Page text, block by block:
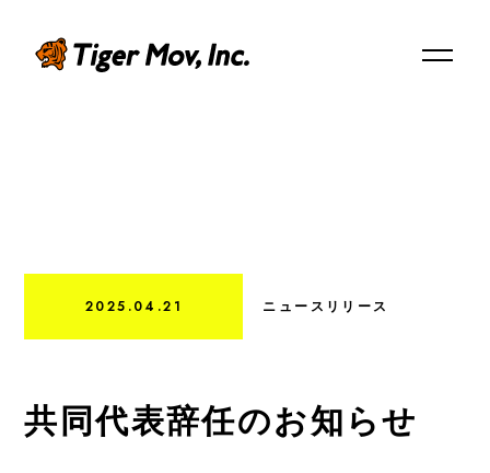
タイガーモブについて
Mission/Vision/Overview
Member
2025.04.21 ニュースリリース
共同代表辞任のお知らせ